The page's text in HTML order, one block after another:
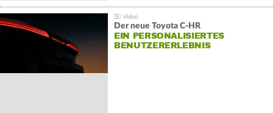
Der neue Toyota C-HR
EIN PERSONALISIERTES
BENUTZERERLEBNIS